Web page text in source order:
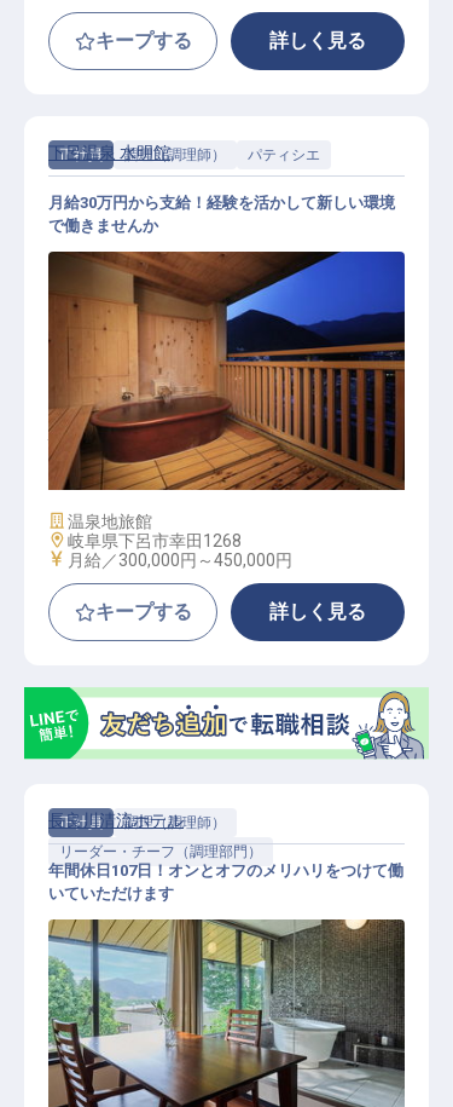
キープする 詳しく見る
正社員 調理（調理師） パティシエ
パティシエ
下呂温泉 水明館
月給30万円から支給！経験を活かして新しい環境
で働きませんか
施設業態
温泉地旅館
勤務地
岐阜県下呂市幸田1268
給与
月給／300,000円～450,000円
キープする 詳しく見る
正社員
調理（調理師）
リーダー・チーフ（調理部門）
イタリアン調理スタッフ（チーフ候
長良川清流ホテル
年間休日107日！オンとオフのメリハリをつけて働
いていただけます